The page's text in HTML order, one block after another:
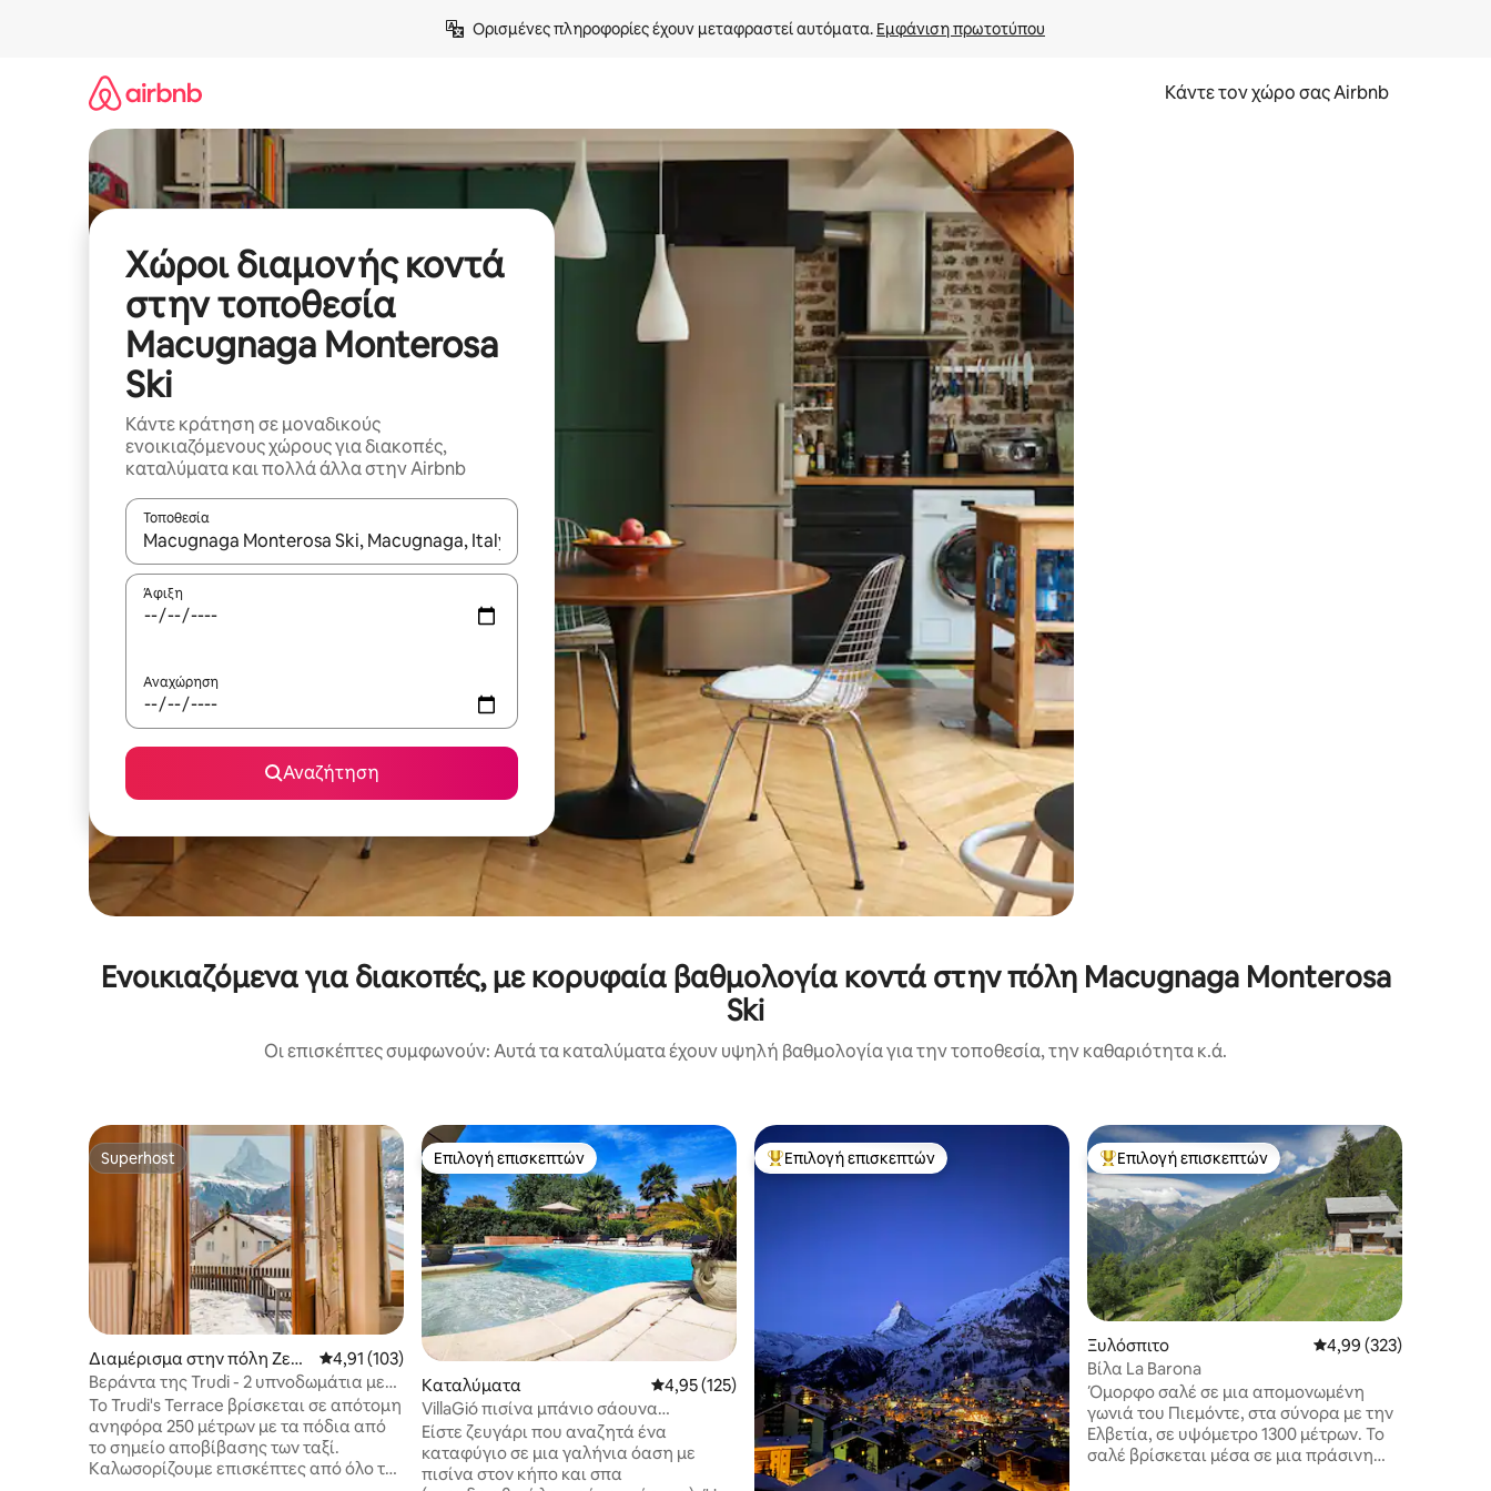
Ορισμένες πληροφορίες έχουν μεταφραστεί αυτόματα. Εμφάνιση πρωτοτύπου
Κάντε τον χώρο σας Airbnb
Χώροι διαμονής κοντά
στην τοποθεσία
Macugnaga Monterosa
Ski
Κάντε κράτηση σε μοναδικούς
ενοικιαζόμενους χώρους για διακοπές,
καταλύματα και πολλά άλλα στην Airbnb
Τοποθεσία
Όταν τα αποτελέσματα είναι διαθέσιμα, μπορείτε να πλοηγηθείτε στη σελίδα με τα κουμπιά πάνω και κάτω βέλους, να την εξερευνήσετε με την αφή ή να τη σύρετε με τα δάχτυλα.
Άφιξη
Αναχώρηση
Αναζήτηση
Ενοικιαζόμενα για διακοπές, με κορυφαία βαθμολογία κοντά στην πόλη Macugnaga Monterosa
Ski
Οι επισκέπτες συμφωνούν: Αυτά τα καταλύματα έχουν υψηλή βαθμολογία για την τοποθεσία, την καθαριότητα κ.ά.
Superhost
Superhost
Διαμέρισμα στην πόλη Ζερμ
άτ
Μέση βαθμολογία: 4,91 στα 5, 103 κριτικές
4,91 (103)
Βεράντα της Trudi - 2 υπνοδωμάτια με
θέα στο Μάττερχορν
Το Trudi's Terrace βρίσκεται σε απότομη
ανηφόρα 250 μέτρων με τα πόδια από
το σημείο αποβίβασης των ταξί.
Καλωσορίζουμε επισκέπτες από όλο τον
Επιλογή επισκεπτών
Επιλογή επισκεπτών
Καταλύματα Μέση βαθμολογία: 4,95 στα 5, 125 κριτικές
4,95 (125)
VillaGió πισίνα μπάνιο σάουνα
σκανδιναβικού τύπου αποκλειστική
χρήση
Είστε ζευγάρι που αναζητά ένα
καταφύγιο σε μια γαλήνια όαση με
πισίνα στον κήπο και σπα
Κορυφαία επιλογή επισκεπτών
Επιλογή επισκεπτών Κορυφαία επιλογή επισκεπτών
Επιλογή επισκεπτών
Ξυλόσπιτο Μέση βαθμολογία:
4,99 (323)
Βίλα La Barona
Όμορφο σαλέ σε μια απομονωμένη
γωνιά του Πιεμόντε, στα σύνορα με την
Ελβετία, σε υψόμετρο 1300 μέτρων. Το
σαλέ βρίσκεται μέσα σε μια πράσινη